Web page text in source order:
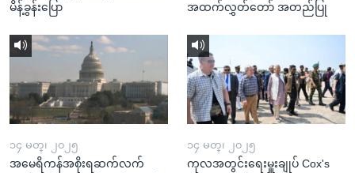
မိန့်ခွန်းပြော
အထက်လွှတ်တော် အတည်ပြု
၁၄ မတ္၊ ၂၀၂၅
အမေရိကန်အစိုးရဆက်လက်
၁၄ မတ္၊ ၂၀၂၅
ကုလအတွင်းရေးမှူးချုပ် Cox's